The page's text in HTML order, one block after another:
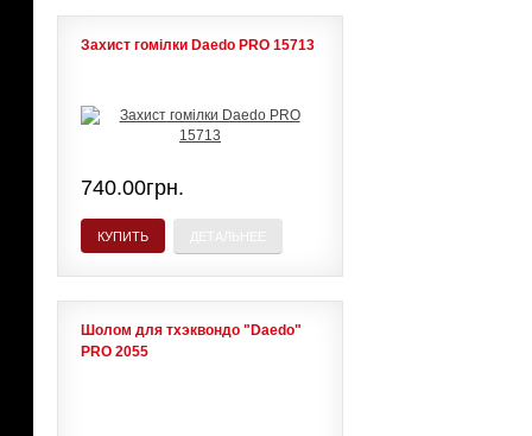
Захист гомілки Daedo PRO 15713
740.00грн.
КУПИТЬ
Шолом для тхэквондо "Daedo"
PRO 2055